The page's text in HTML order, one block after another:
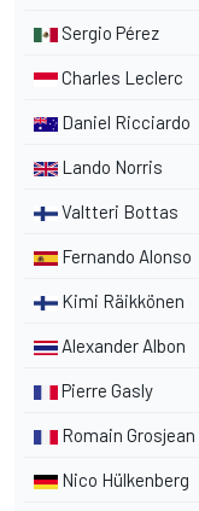
Sergio Pérez
Charles Leclerc
Daniel Ricciardo
Lando Norris
Valtteri Bottas
Fernando Alonso
Kimi Räikkönen
Alexander Albon
Pierre Gasly
Romain Grosjean
Nico Hülkenberg